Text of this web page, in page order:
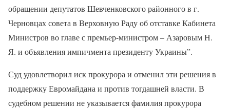
обращении депутатов Шевченковского районного в г.
Черновцах совета в Верховную Раду об отставке Кабинета
Министров во главе с премьер-министром – Азаровым Н.
Я. и объявления импичмента президенту Украины”.
Суд удовлетворил иск прокурора и отменил эти решения в
поддержку Евромайдана и против тогдашней власти. В
судебном решении не указывается фамилия прокурора